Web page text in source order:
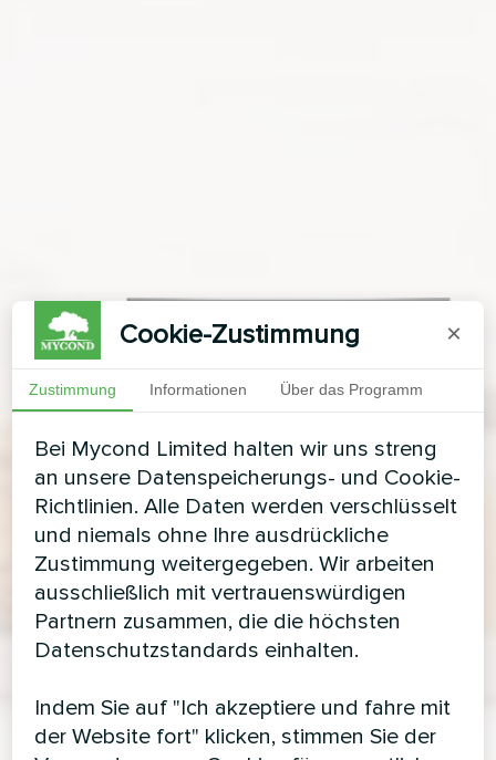
Cookie-Zustimmung ×
Zustimmung Informationen Über das Programm
Bei Mycond Limited halten wir uns streng
an unsere Datenspeicherungs- und Cookie-
Richtlinien. Alle Daten werden verschlüsselt
und niemals ohne Ihre ausdrückliche
Zustimmung weitergegeben. Wir arbeiten
ausschließlich mit vertrauenswürdigen
Partnern zusammen, die die höchsten
Datenschutzstandards einhalten.
Indem Sie auf "Ich akzeptiere und fahre mit
der Website fort" klicken, stimmen Sie der